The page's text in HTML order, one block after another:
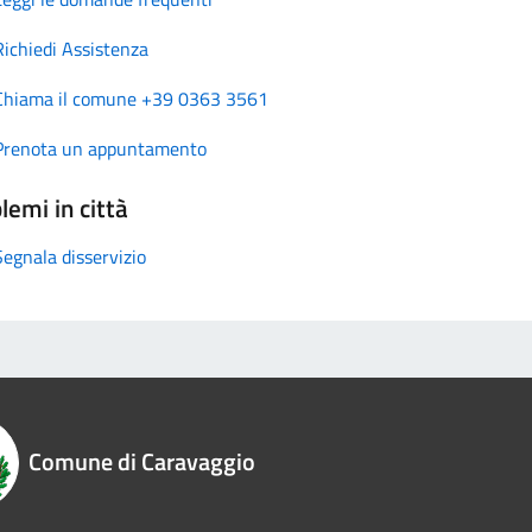
Assistenza
il comune +39 0363 3561
un appuntamento
in città
disservizio
Comune di Caravaggio